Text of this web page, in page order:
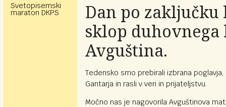
Svetopisemski
maraton DKPS
Dan po
sklop duhovnega
Avguština.
Tedensko smo prebirali izbrana
Gantarja in rasli v veri in prijateljstvu.
Močno nas je nagovorila Avguštinova